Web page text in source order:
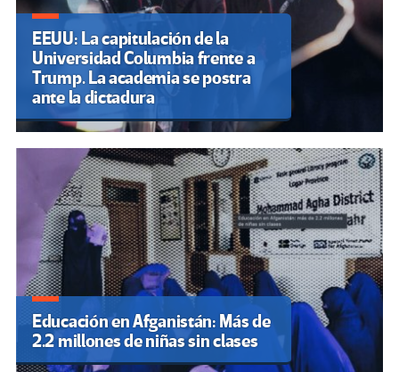
EEUU: La capitulación de la
Universidad Columbia frente a
Trump. La academia se postra
ante la dictadura
Educación en Afganistán: Más de
2.2 millones de niñas sin clases